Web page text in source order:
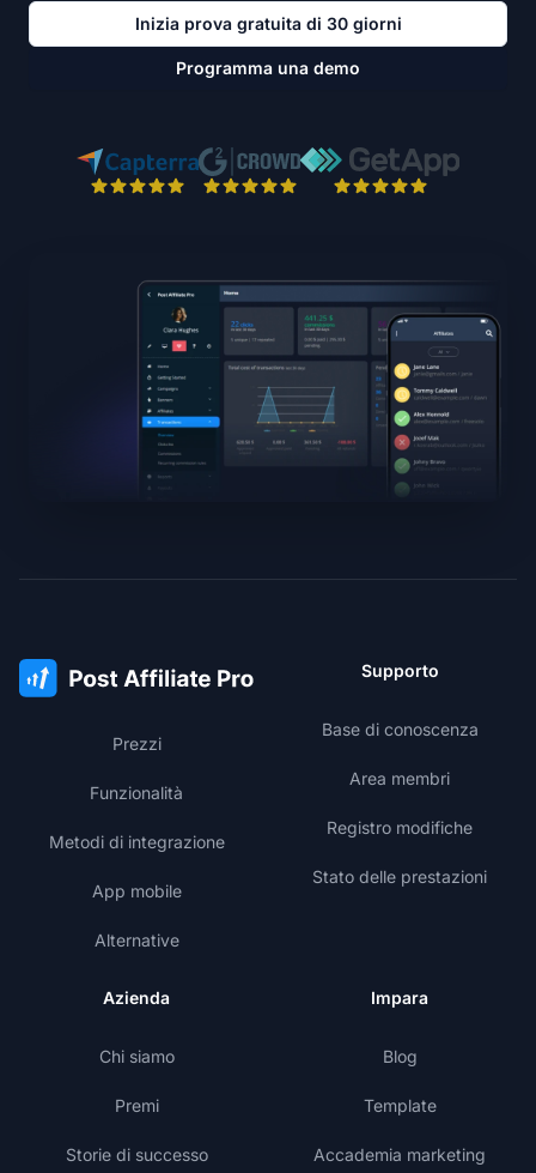
Inizia prova gratuita di 30 giorni
Programma una demo
Prezzi
Funzionalità
Metodi di integrazione
App mobile
Alternative
Supporto
Base di conoscenza
Area membri
Registro modifiche
Stato delle prestazioni
Azienda
Chi siamo
Premi
Storie di successo
Impara
Blog
Template
Accademia marketing